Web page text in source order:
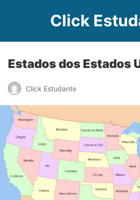
Click
Estados dos Estados
Click Estudante